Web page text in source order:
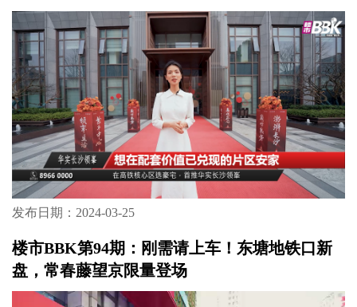
发布日期：2024-03-25
楼市BBK第94期：刚需请上车！东塘地铁口新
盘，常春藤望京限量登场